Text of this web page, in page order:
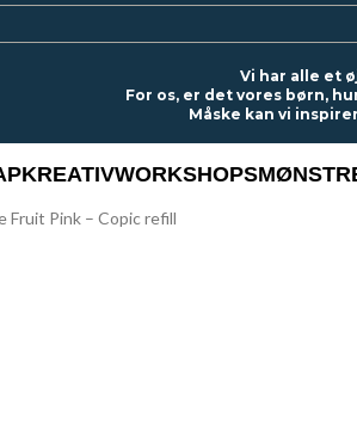
Vi har alle et
For os, er det vores børn,
Måske kan vi
KREATIVWORKSHOPS
Fruit Pink – Copic refill